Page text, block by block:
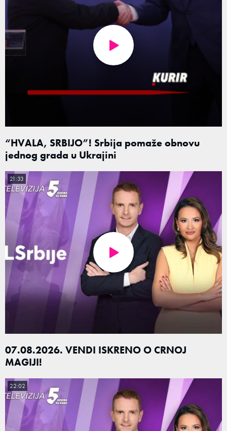
“HVALA, SRBIJO”! Srbija pomaže obnovu
jednog grada u Ukrajini
07.08.2026. VENDI ISKRENO O CRNOJ
MAGIJI!
21:33
22:02